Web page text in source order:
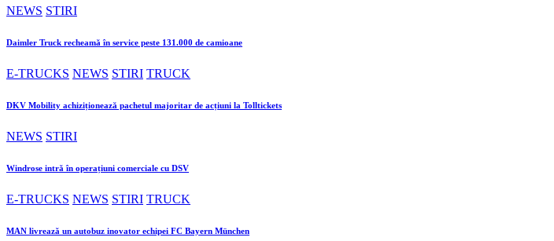
NEWS STIRI
Daimler Truck recheamă în service peste 131.000 de camioane
E-TRUCKS NEWS STIRI TRUCK
DKV Mobility achiziționează pachetul majoritar de acțiuni la Tolltickets
NEWS STIRI
Windrose intră în operațiuni comerciale cu DSV
E-TRUCKS NEWS STIRI TRUCK
MAN livrează un autobuz inovator echipei FC Bayern München